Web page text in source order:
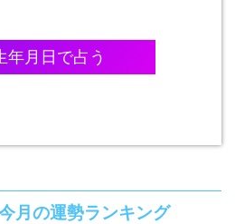
月の運勢ランキング